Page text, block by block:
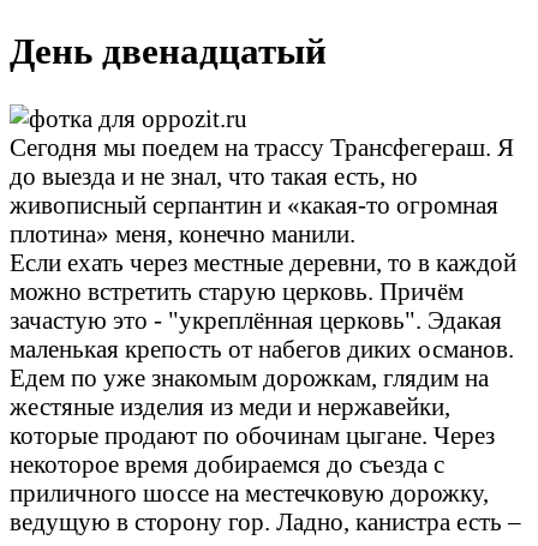
День двенадцатый
Сегодня мы поедем на трассу Трансфегераш. Я
до выезда и не знал, что такая есть, но
живописный серпантин и «какая-то огромная
плотина» меня, конечно манили.
Если ехать через местные деревни, то в каждой
можно встретить старую церковь. Причём
зачастую это - "укреплённая церковь". Эдакая
маленькая крепость от набегов диких османов.
Едем по уже знакомым дорожкам, глядим на
жестяные изделия из меди и нержавейки,
которые продают по обочинам цыгане. Через
некоторое время добираемся до съезда с
приличного шоссе на местечковую дорожку,
ведущую в сторону гор. Ладно, канистра есть –